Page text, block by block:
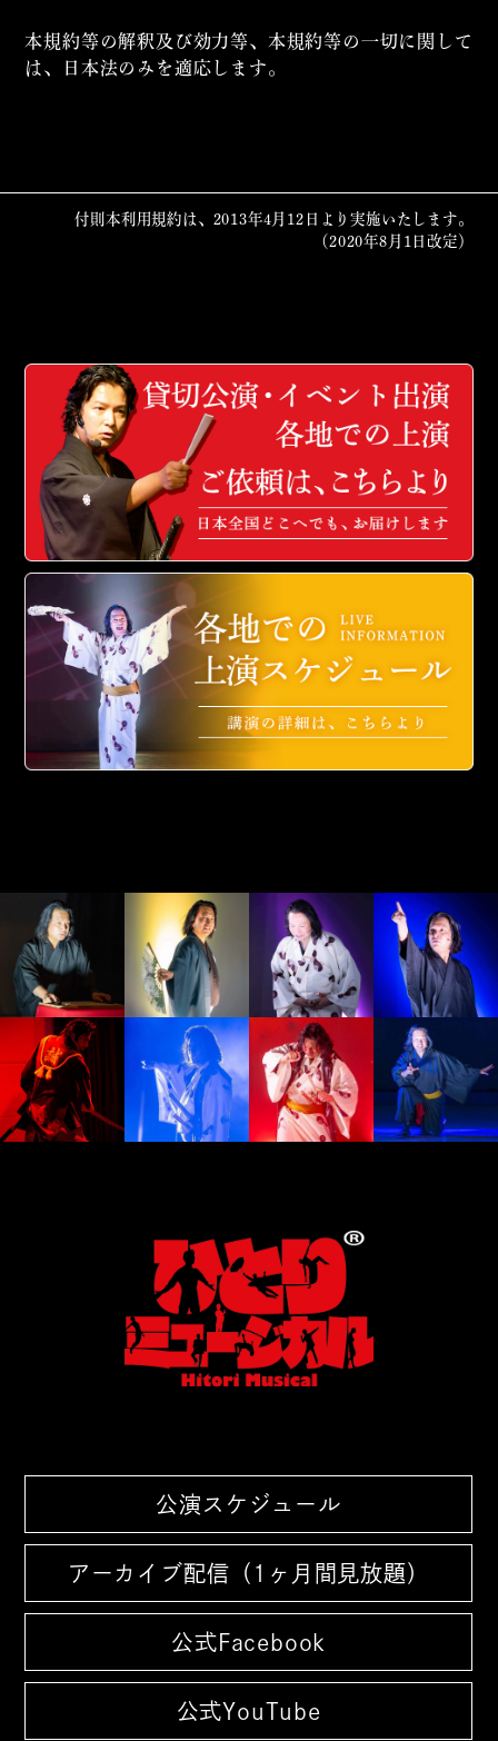
本規約等の解釈及び効力等、本規約等の一切に関して
は、日本法のみを適応します。
付則本利用規約は、2013年4月12日より実施いたします。
（2020年8月1日改定）
公演スケジュール
アーカイブ配信（1ヶ月間見放題）
公式Facebook
公式YouTube